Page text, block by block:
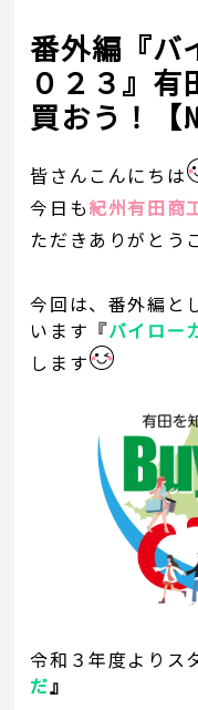
番外編『バ
０２３』有
買おう！【
皆さんこんにちは
今日も紀州有田商
ただきありがとう
今回は、番外編と
います 『バイロー
します
令和３年度よりス
だ』